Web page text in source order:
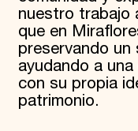
nuestro trabajo
que en
preservando
ayudando a
con su propia
patrimonio.